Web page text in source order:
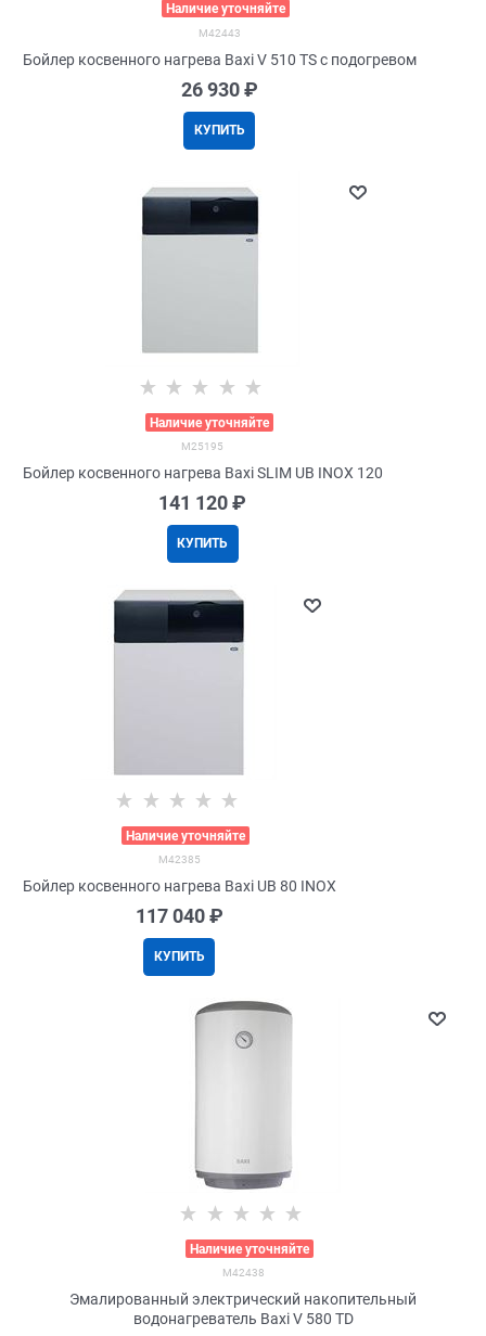
Наличие уточняйте
M42443
Бойлер косвенного нагрева Baxi V 510 TS с подогревом
26 930 ₽
КУПИТЬ
Наличие уточняйте
M25195
Бойлер косвенного нагрева Baxi SLIM UB INOX 120
141 120 ₽
КУПИТЬ
Наличие уточняйте
M42385
Бойлер косвенного нагрева Baxi UB 80 INOX
117 040 ₽
КУПИТЬ
Наличие уточняйте
M42438
Эмалированный электрический накопительный
водонагреватель Baxi V 580 TD